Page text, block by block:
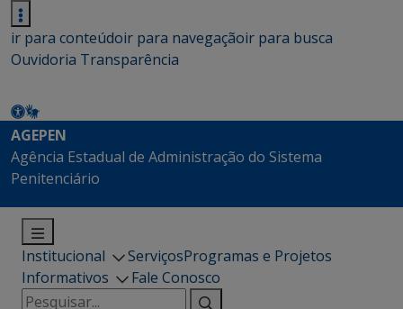
ir para conteúdoir para navegaçãoir para busca
Ouvidoria Transparência
AGEPEN
Agência Estadual de Administração do Sistema
Penitenciário
Institucional ServiçosProgramas e Projetos
Informativos
Fale Conosco
Pesquisar